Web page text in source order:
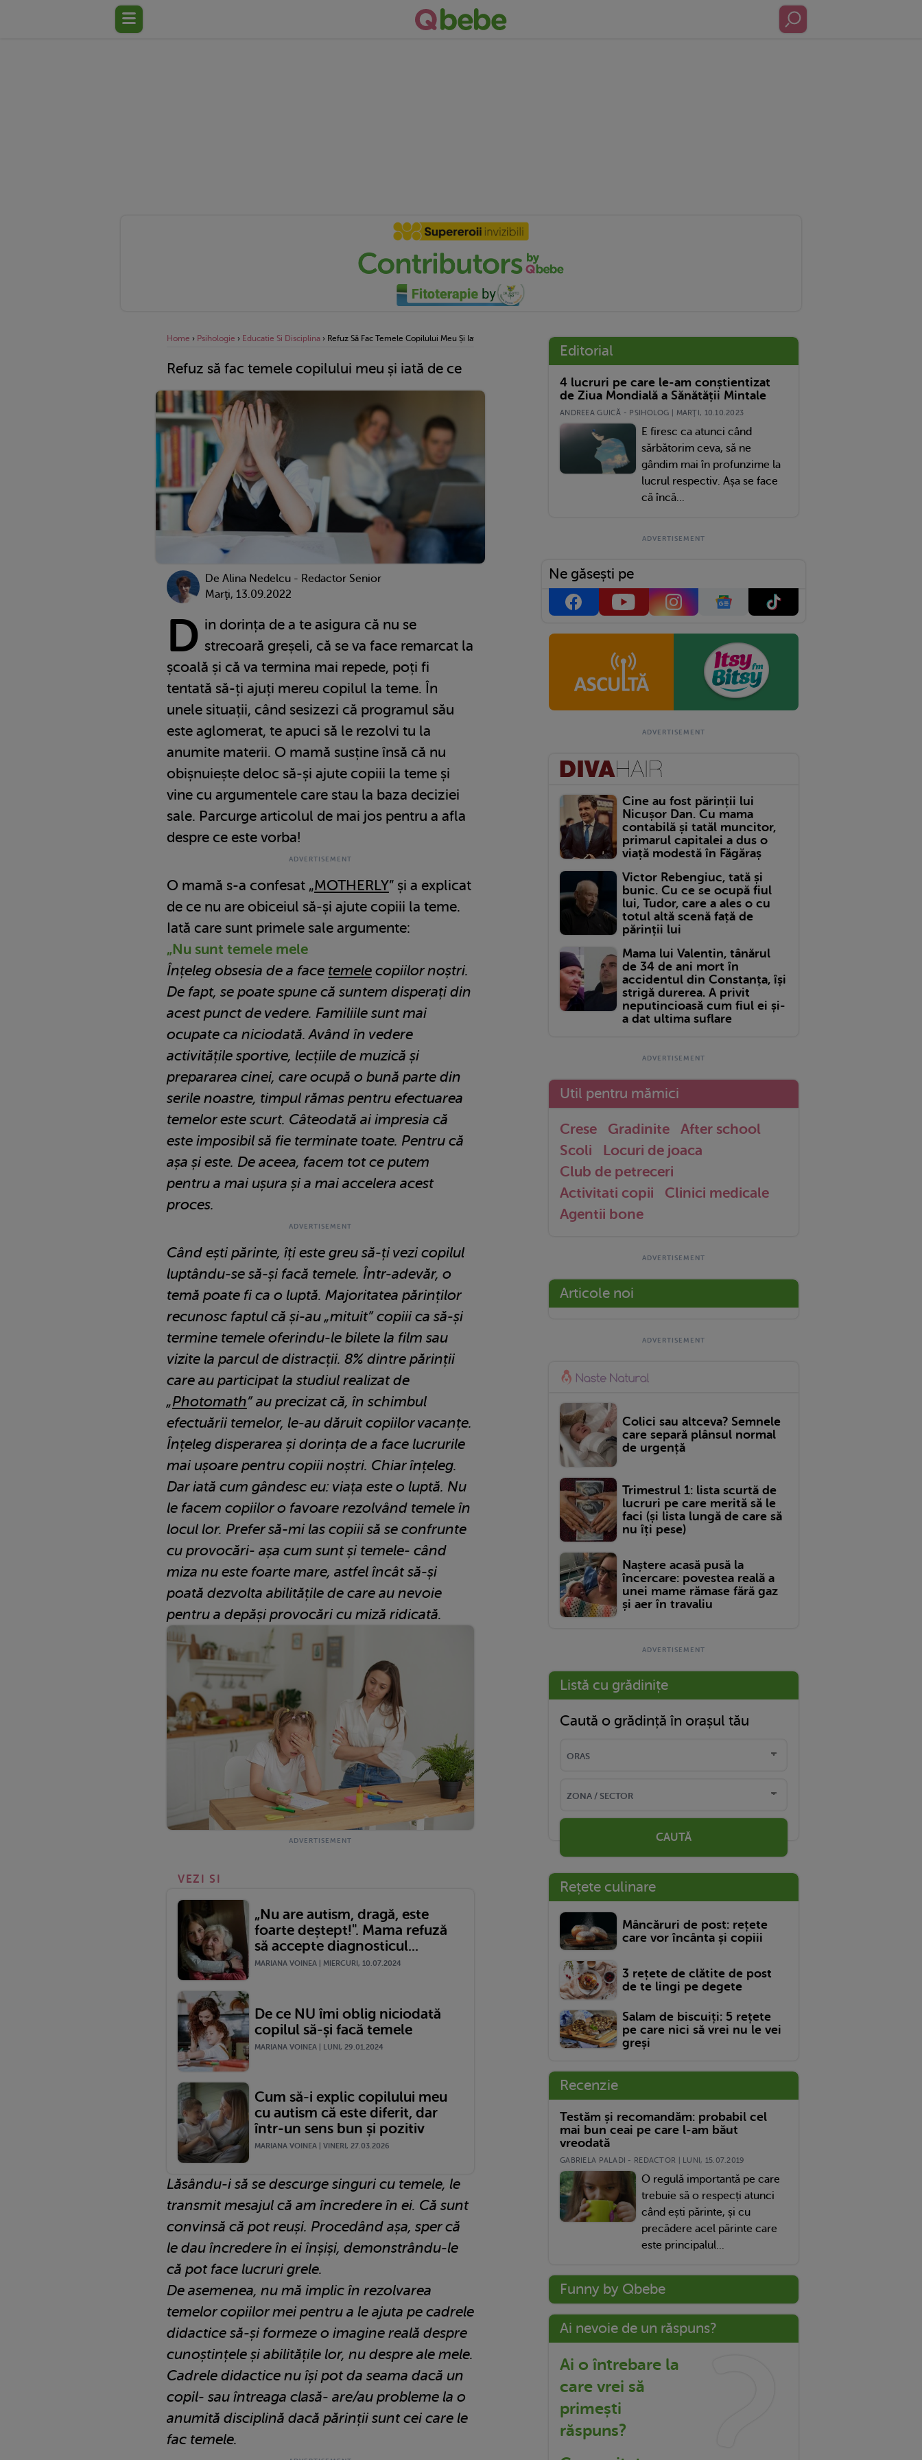
Home › Psihologie › Educatie Si Disciplina › Refuz Să Fac Temele Copilului Meu Și Iată De Ce
Refuz să fac temele copilului meu și iată de ce
De Alina Nedelcu - Redactor Senior
Marţi, 13.09.2022
D in dorința de a te asigura că nu se
strecoară greșeli, că se va face remarcat la
școală și că va termina mai repede, poți fi
tentată să-ți ajuți mereu copilul la teme. În
unele situații, când sesizezi că programul său
este aglomerat, te apuci să le rezolvi tu la
anumite materii. O mamă susține însă că nu
obișnuiește deloc să-și ajute copiii la teme și
vine cu argumentele care stau la baza deciziei
sale. Parcurge articolul de mai jos pentru a afla
despre ce este vorba!
O mamă s-a confesat „MOTHERLY” și a explicat
de ce nu are obiceiul să-și ajute copiii la teme.
Iată care sunt primele sale argumente:
„Nu sunt temele mele
Înțeleg obsesia de a face temele copiilor noștri.
De fapt, se poate spune că suntem disperați din
acest punct de vedere. Familiile sunt mai
ocupate ca niciodată. Având în vedere
activitățile sportive, lecțiile de muzică și
prepararea cinei, care ocupă o bună parte din
serile noastre, timpul rămas pentru efectuarea
temelor este scurt. Câteodată ai impresia că
este imposibil să fie terminate toate. Pentru că
așa și este. De aceea, facem tot ce putem
pentru a mai ușura și a mai accelera acest
proces.
Când ești părinte, îți este greu să-ți vezi copilul
luptându-se să-și facă temele. Într-adevăr, o
temă poate fi ca o luptă. Majoritatea părinților
recunosc faptul că și-au „mituit” copiii ca să-și
termine temele oferindu-le bilete la film sau
vizite la parcul de distracții. 8% dintre părinții
care au participat la studiul realizat de
„Photomath” au precizat că, în schimbul
efectuării temelor, le-au dăruit copiilor vacanțe.
Înțeleg disperarea și dorința de a face lucrurile
mai ușoare pentru copiii noștri. Chiar înțeleg.
Dar iată cum gândesc eu: viața este o luptă. Nu
le facem copiilor o favoare rezolvând temele în
locul lor. Prefer să-mi las copiii să se confrunte
cu provocări- așa cum sunt și temele- când
miza nu este foarte mare, astfel încât să-și
poată dezvolta abilitățile de care au nevoie
pentru a depăși provocări cu miză ridicată.
VEZI SI
„Nu are autism, dragă, este
foarte deștept!". Mama refuză
să accepte diagnosticul...
MARIANA VOINEA | MIERCURI, 10.07.2024
De ce NU îmi oblig niciodată
copilul să-și facă temele
MARIANA VOINEA | LUNI, 29.01.2024
Cum să-i explic copilului meu
cu autism că este diferit, dar
într-un sens bun și pozitiv
MARIANA VOINEA | VINERI, 27.03.2026
Lăsându-i să se descurge singuri cu temele, le
transmit mesajul că am încredere în ei. Că sunt
convinsă că pot reuși. Procedând așa, sper că
le dau încredere în ei înșiși, demonstrându-le
că pot face lucruri grele.
De asemenea, nu mă implic în rezolvarea
temelor copiilor mei pentru a le ajuta pe cadrele
didactice să-și formeze o imagine reală despre
cunoștințele și abilitățile lor, nu despre ale mele.
Cadrele didactice nu își pot da seama dacă un
copil- sau întreaga clasă- are/au probleme la o
anumită disciplină dacă părinții sunt cei care le
fac temele.
Editorial
4 lucruri pe care le-am conștientizat
de Ziua Mondială a Sănătății Mintale
ANDREEA GUICĂ - PSIHOLOG | MARŢI, 10.10.2023
E firesc ca atunci când
sărbătorim ceva, să ne
gândim mai în profunzime la
lucrul respectiv. Așa se face
că încă...
Ne găsești pe
Cine au fost părinții lui
Nicușor Dan. Cu mama
contabilă și tatăl muncitor,
primarul capitalei a dus o
viață modestă în Făgăraș
Victor Rebengiuc, tată și
bunic. Cu ce se ocupă fiul
lui, Tudor, care a ales o cu
totul altă scenă față de
părinții lui
Mama lui Valentin, tânărul
de 34 de ani mort în
accidentul din Constanța, își
strigă durerea. A privit
neputincioasă cum fiul ei și-
a dat ultima suflare
Util pentru mămici
Crese Gradinite
After school
Scoli
Locuri de joaca
Club de petreceri
Activitati copii
Clinici medicale
Agentii bone
Articole noi
Colici sau altceva? Semnele
care separă plânsul normal
de urgență
Trimestrul 1: lista scurtă de
lucruri pe care merită să le
faci (și lista lungă de care să
nu îți pese)
Naștere acasă pusă la
încercare: povestea reală a
unei mame rămase fără gaz
și aer în travaliu
Listă cu grădinițe
Caută o grădință în orașul tău
CAUTĂ
Rețete culinare
Mâncăruri de post: rețete
care vor încânta și copiii
3 rețete de clătite de post
de te lingi pe degete
Salam de biscuiți: 5 rețete
pe care nici să vrei nu le vei
greși
Recenzie
Testăm și recomandăm: probabil cel
mai bun ceai pe care l-am băut
vreodată
GABRIELA PALADI - REDACTOR | LUNI, 15.07.2019
O regulă importantă pe care
trebuie să o respecți atunci
când ești părinte, și cu
precădere acel părinte care
este principalul...
Funny by Qbebe
Ai nevoie de un răspuns?
Ai o întrebare la
care vrei să
primești
răspuns?